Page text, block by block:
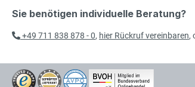
Sie benötigen individuelle Beratung?
+49 711 838 878 - 0, hier Rückruf vereinbaren,